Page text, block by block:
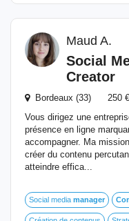
Maud A.
Social
Creator
Bordeaux (33) 250 €
Vous dirigez une
présence en ligne
accompagner. Ma
créer du contenu
atteindre effica...
Social media manager